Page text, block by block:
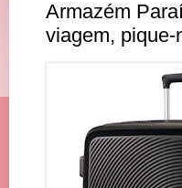
Armazém
viagem,